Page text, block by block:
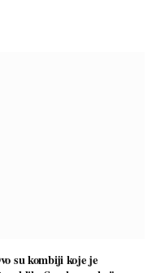
su kombiji koje je